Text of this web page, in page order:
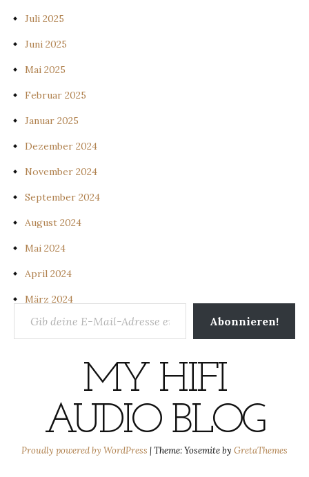
Juli 2025
Juni 2025
Mai 2025
Februar 2025
Januar 2025
Dezember 2024
November 2024
September 2024
August 2024
Mai 2024
April 2024
März 2024
Gib deine E-Mail-Adresse ein ...
Abonnieren!
MY HIFI
AUDIO BLOG
Proudly powered by WordPress |Theme: Yosemite by GretaThemes